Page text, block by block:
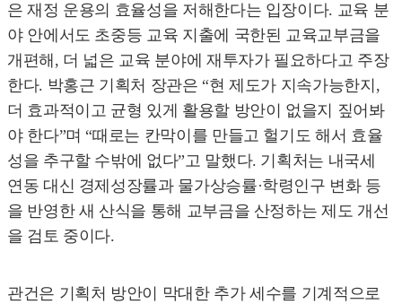
은 재정 운용의 효율성을 저해한다는 입장이다. 교육 분
야 안에서도 초중등 교육 지출에 국한된 교육교부금을
개편해, 더 넓은 교육 분야에 재투자가 필요하다고 주장
한다. 박홍근 기획처 장관은 “현 제도가 지속가능한지,
더 효과적이고 균형 있게 활용할 방안이 없을지 짚어봐
야 한다”며 “때로는 칸막이를 만들고 헐기도 해서 효율
성을 추구할 수밖에 없다”고 말했다. 기획처는 내국세
연동 대신 경제성장률과 물가상승률·학령인구 변화 등
을 반영한 새 산식을 통해 교부금을 산정하는 제도 개선
을 검토 중이다.
관건은 기획처 방안이 막대한 추가 세수를 기계적으로